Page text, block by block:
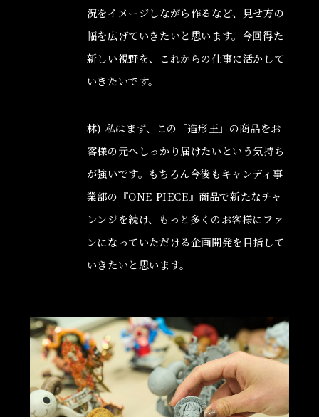
況をイメージしながら作るなど、見せ方の
幅を広げていきたいと思います。今回得た
新しい視野を、これからの仕事に活かして
いきたいです。
林) 私はまず、この「造形王」の商品をお
客様の元へしっかり届けたいという気持ち
が強いです。もちろん今後もキャンディ事
業部の『ONE PIECE』商品で新たなチャ
レンジを続け、もっと多くのお客様にファ
ンになっていただける企画開発を目指して
いきたいと思います。